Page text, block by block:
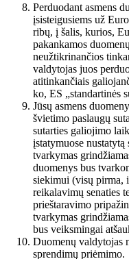
Perduodant asmens
įsisteigusiems už
ribų, į šalis, kurios,
pakankamos
neužtikrinančios
valdytojas juos
atitinkančiais
ko, ES „standartinės
Jūsų asmens
švietimo paslaugų
sutarties galiojimo
įstatymuose nustatytą
tvarkymas
duomenys bus
siekimui (visų pirma,
reikalavimų senaties
prieštaravimo
tvarkymas
bus veiksmingai
Duomenų valdytojas
sprendimų priėmimo.